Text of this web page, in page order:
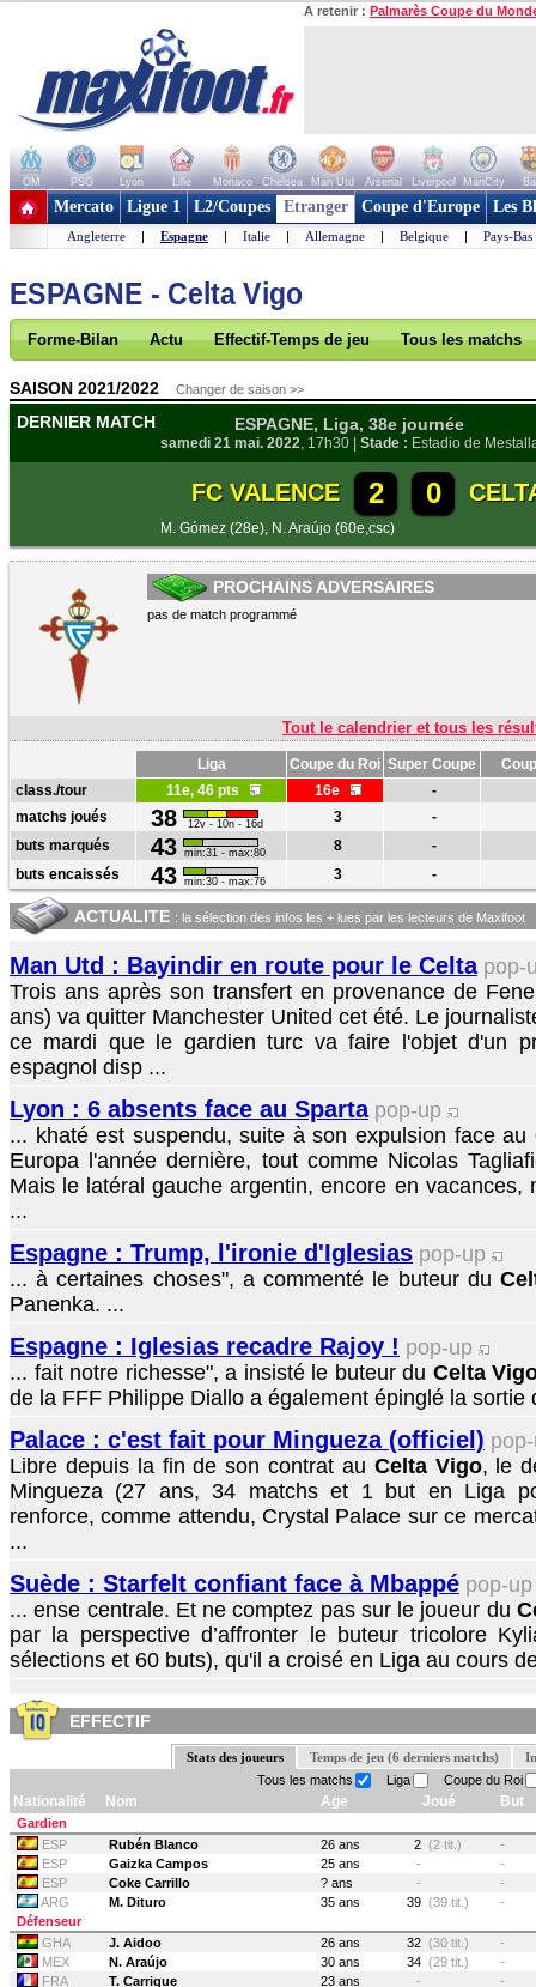
A retenir : Palmarès Coupe du
OM PSG Lyon Lille Monaco Chelsea Man Utd Arsenal Liverpool ManCity
+ de clubs
Mercato Ligue 1 L2/Coupes Etranger Coupe d'Europe Les
Angleterre | Espagne | Italie | Allemagne | Belgique | Pays-Bas
ESPAGNE - Celta Vigo
Forme-Bilan Actu Effectif-Temps de jeu Tous les matchs
SAISON 2021/2022 Changer de saison >>
DERNIER MATCH ESPAGNE, Liga, 38e journée
samedi 21 mai. 2022, 17h30 | Stade : Estadio de
FC VALENCE 2 0
M. Gómez (28e), N. Araújo (60e,csc)
PROCHAINS ADVERSAIRES
pas de match programmé
Tout le calendrier et tous les
Liga Coupe du Roi Super Coupe
class./tour
11e, 46 pts 16e
-
matchs joués
38 12v - 10n - 16d 3
-
buts marqués
43 min:31 - max:80 8
-
buts encaissés
43 min:30 - max:76 3 -
ACTUALITE : la sélection des infos les + lues par les lecteurs de Maxifoot
Man Utd : Bayindir en route pour le Celta pop-
Trois ans après son transfert en provenance de
ans) va quitter Manchester United cet été. Le
ce mardi que le gardien turc va faire l'objet d'un
espagnol disp ...
Lyon : 6 absents face au Sparta pop-up
... khaté est suspendu, suite à son expulsion face au
Europa l'année dernière, tout comme Nicolas
Mais le latéral gauche argentin, encore en vacances,
...
Espagne : Trump, l'ironie d'Iglesias pop-up
... à certaines choses", a commenté le buteur du
Panenka. ...
Espagne : Iglesias recadre Rajoy ! pop-up
... fait notre richesse", a insisté le buteur du Celta
de la FFF Philippe Diallo a également épinglé la sortie
Palace : c'est fait pour Mingueza (officiel)
Libre depuis la fin de son contrat au Celta Vigo, le
Mingueza (27 ans, 34 matchs et 1 but en Liga
renforce, comme attendu, Crystal Palace sur ce
...
Suède : Starfelt confiant face à Mbappé pop-
... ense centrale. Et ne comptez pas sur le joueur du
par la perspective d’affronter le buteur tricolore
sélections et 60 buts), qu'il a croisé en Liga au cours
EFFECTIF
Stats des joueurs Temps de jeu (6 derniers matchs)
Tous les matchs
Liga Coupe du Roi
Nationalité Nom Age Joué But
Gardien
ESP
Rubén Blanco 26 ans 2 (2 tit.)
-
ESP
Gaizka Campos 25 ans -
-
ESP
Coke Carrillo ? ans -
-
ARG
M. Dituro 35 ans 39 (39 tit.)
-
Défenseur
GHA
J. Aidoo 26 ans 32 (30 tit.)
-
MEX
N. Araújo 30 ans 34 (29 tit.)
-
FRA
T. Carrique 23 ans -
-